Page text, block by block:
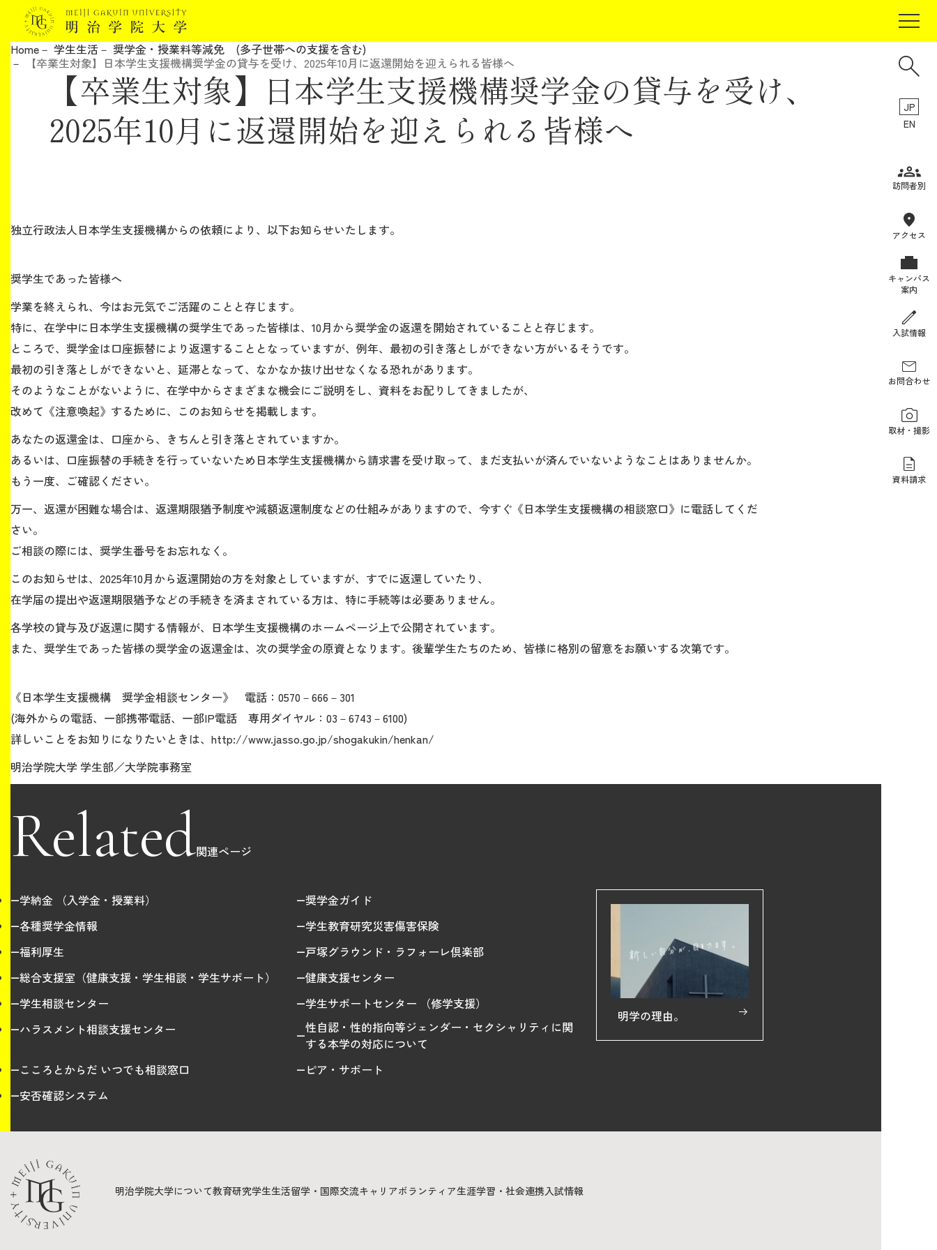
JP
EN
訪問者別
アクセス
キャンパス
案内
入試情報
お問合わせ
取材・撮影
資料請求
明治学院大学について
留学・国際交流
キャリア
ボランティア
生涯学習・社会連携
入試情報サイト
2026年9月入学者向け 新入生サイト
（外部サイト）
Home 学生生活
奨学金・授業料等減免 (多子世帯への支援を含む)
【卒業生対象】日本学生支援機構奨学金の貸与を受け、2025年10月に返還開始を迎えられる皆様へ
【卒業生対象】日本学生支援機構奨学金の貸与を受け、
2025年10月に返還開始を迎えられる皆様へ
独立行政法人日本学生支援機構からの依頼により、以下お知らせいたします。
奨学生であった皆様へ
学業を終えられ、今はお元気でご活躍のことと存じます。
特に、在学中に日本学生支援機構の奨学生であった皆様は、10月から奨学金の返還を開始されていることと存じます。
ところで、奨学金は口座振替により返還することとなっていますが、例年、最初の引き落としができない方がいるそうです。
最初の引き落としができないと、延滞となって、なかなか抜け出せなくなる恐れがあります。
そのようなことがないように、在学中からさまざまな機会にご説明をし、資料をお配りしてきましたが、
改めて《注意喚起》するために、このお知らせを掲載します。
あなたの返還金は、口座から、きちんと引き落とされていますか。
あるいは、口座振替の手続きを行っていないため日本学生支援機構から請求書を受け取って、まだ支払いが済んでいないようなことはありませんか。
もう一度、ご確認ください。
万一、返還が困難な場合は、返還期限猶予制度や減額返還制度などの仕組みがありますので、今すぐ《日本学生支援機構の相談窓口》に電話してくだ
さい。
ご相談の際には、奨学生番号をお忘れなく。
このお知らせは、2025年10月から返還開始の方を対象としていますが、すでに返還していたり、
在学届の提出や返還期限猶予などの手続きを済まされている方は、特に手続等は必要ありません。
各学校の貸与及び返還に関する情報が、日本学生支援機構のホームページ上で公開されています。
また、奨学生であった皆様の奨学金の返還金は、次の奨学金の原資となります。後輩学生たちのため、皆様に格別の留意をお願いする次第です。
《日本学生支援機構 奨学金相談センター》 電話：0570－666－301
(海外からの電話、一部携帯電話、一部IP電話 専用ダイヤル：03－6743－6100)
詳しいことをお知りになりたいときは、http://www.jasso.go.jp/shogakukin/henkan/
明治学院大学 学生部／大学院事務室
Related関連ページ
学納金 （入学金・授業料）
奨学金ガイド
各種奨学金情報
学生教育研究災害傷害保険
福利厚生
戸塚グラウンド・ラフォーレ倶楽部
総合支援室（健康支援・学生相談・学生サポート）
健康支援センター
学生相談センター
学生サポートセンター （修学支援）
ハラスメント相談支援センター
性自認・性的指向等ジェンダー・セクシャリティに関
する本学の対応について
こころとからだ いつでも相談窓口
ピア・サポート
安否確認システム
明学の理由。
明治学院大学について教育研究学生生活留学・国際交流キャリアボランティア生涯学習・社会連携入試情報